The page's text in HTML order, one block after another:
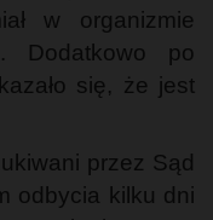
w organizmie
Dodatkowo po
się, że jest
przez Sąd
odbycia kilku dni